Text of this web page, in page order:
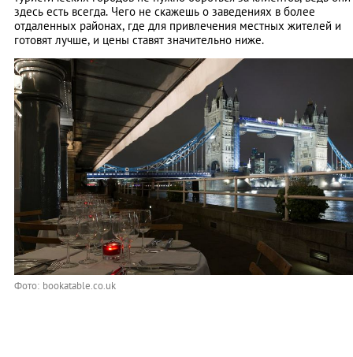
здесь есть всегда. Чего не скажешь о заведениях в более
отдаленных районах, где для привлечения местных жителей и
готовят лучше, и цены ставят значительно ниже.
Фото: bookatable.co.uk